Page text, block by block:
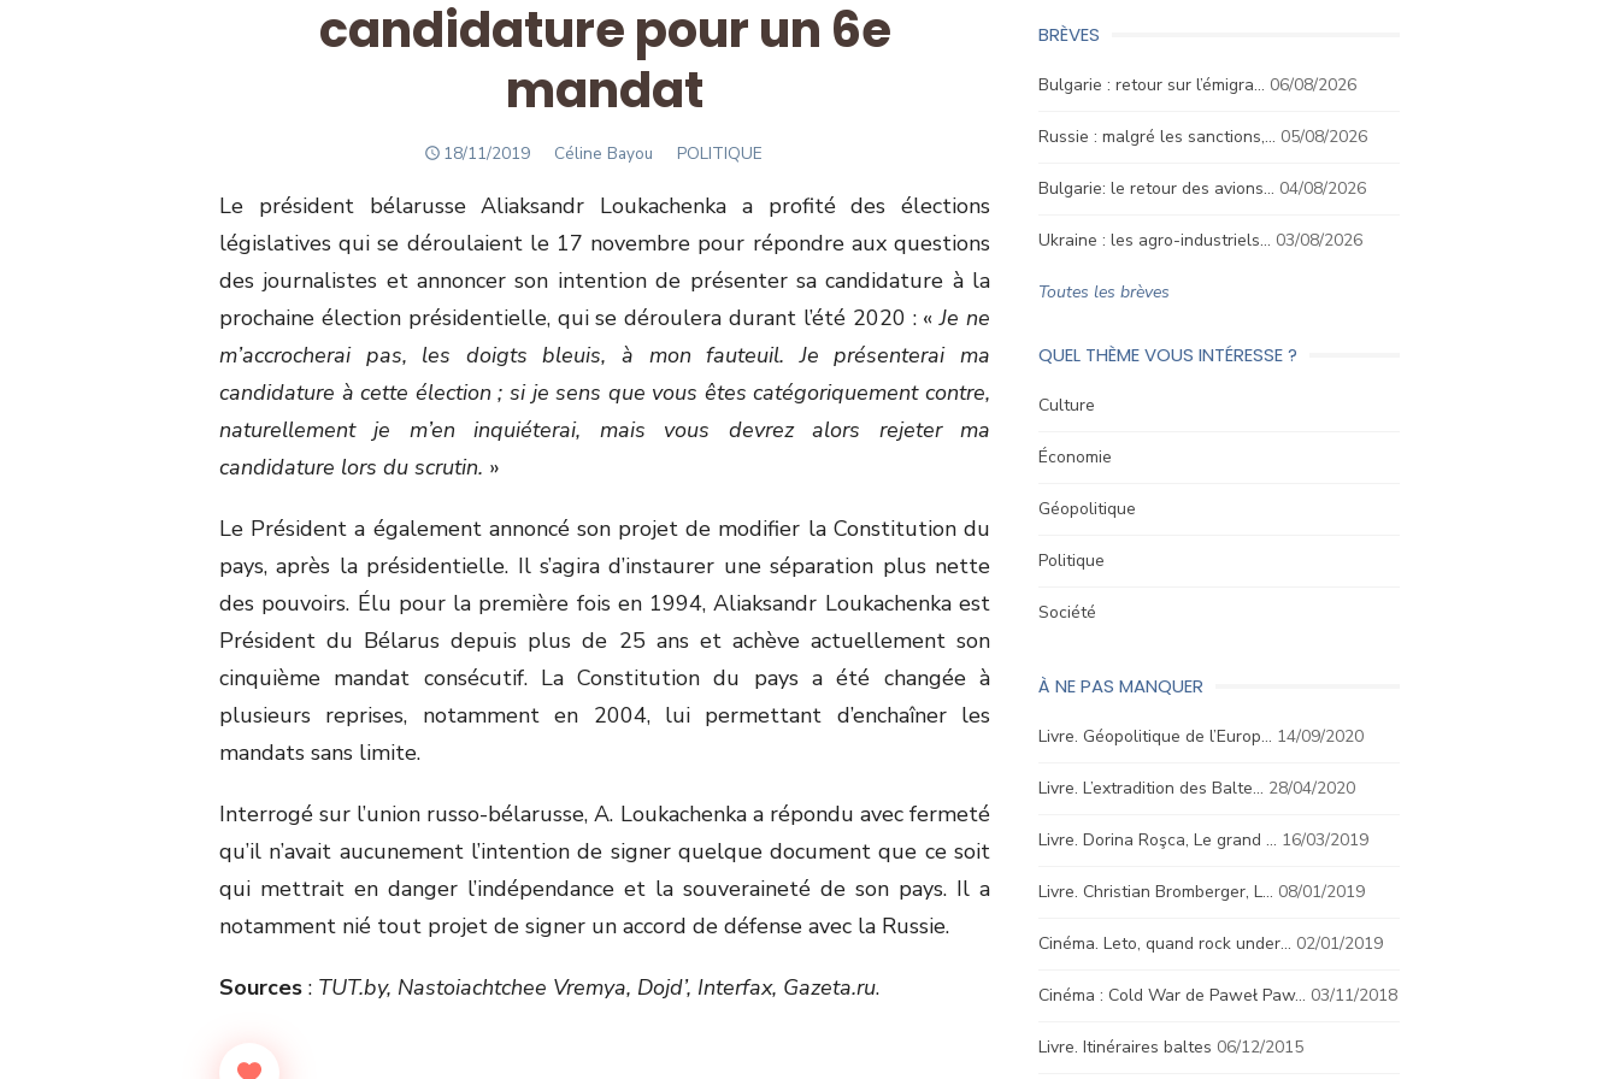
candidature pour un 6e
mandat
POSTED
18/11/2019 Author
Céline Bayou POLITIQUE
Le président bélarusse Aliaksandr Loukachenka a profité des élections
législatives qui se déroulaient le 17 novembre pour répondre aux questions
des journalistes et annoncer son intention de présenter sa candidature à la
prochaine élection présidentielle, qui se déroulera durant l’été 2020 : «Je ne
m’accrocherai pas, les doigts bleuis, à mon fauteuil. Je présenterai ma
candidature à cette élection ; si je sens que vous êtes catégoriquement contre,
naturellement je m’en inquiéterai, mais vous devrez alors rejeter ma
candidature lors du scrutin. »
Le Président a également annoncé son projet de modifier la Constitution du
pays, après la présidentielle. Il s’agira d’instaurer une séparation plus nette
des pouvoirs. Élu pour la première fois en 1994, Aliaksandr Loukachenka est
Président du Bélarus depuis plus de 25 ans et achève actuellement son
cinquième mandat consécutif. La Constitution du pays a été changée à
plusieurs reprises, notamment en 2004, lui permettant d’enchaîner les
mandats sans limite.
Interrogé sur l’union russo-bélarusse, A. Loukachenka a répondu avec fermeté
qu’il n’avait aucunement l’intention de signer quelque document que ce soit
qui mettrait en danger l’indépendance et la souveraineté de son pays. Il a
notamment nié tout projet de signer un accord de défense avec la Russie.
Sources : TUT.by, Nastoiachtchee Vremya, Dojd’, Interfax, Gazeta.ru.
BRÈVES
Bulgarie : retour sur l’émigra… 06/08/2026
Russie : malgré les sanctions,… 05/08/2026
Bulgarie: le retour des avions… 04/08/2026
Ukraine : les agro-industriels… 03/08/2026
Toutes les brèves
QUEL THÈME VOUS INTÉRESSE ?
Culture
Économie
Géopolitique
Politique
Société
À NE PAS MANQUER
Livre. Géopolitique de l’Europ… 14/09/2020
Livre. L’extradition des Balte… 28/04/2020
Livre. Dorina Roşca, Le grand … 16/03/2019
Livre. Christian Bromberger, L… 08/01/2019
Cinéma. Leto, quand rock under… 02/01/2019
Cinéma : Cold War de Paweł Paw… 03/11/2018
Livre. Itinéraires baltes 06/12/2015